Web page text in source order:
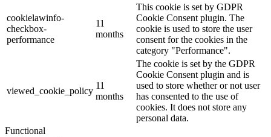
cookielawinfo-
checkbox-
performance
11
months
This cookie is set by GDPR
Cookie Consent plugin. The
cookie is used to store the user
consent for the cookies in the
category "Performance".
viewed_cookie_policy
11
months
The cookie is set by the GDPR
Cookie Consent plugin and is
used to store whether or not user
has consented to the use of
cookies. It does not store any
personal data.
Functional